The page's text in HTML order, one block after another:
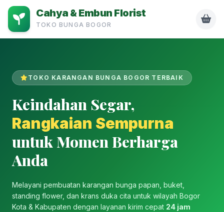
Cahya & Embun Florist
TOKO BUNGA BOGOR
TOKO KARANGAN BUNGA BOGOR TERBAIK
Keindahan Segar,
Rangkaian Sempurna
untuk Momen Berharga
Anda
Melayani pembuatan karangan bunga papan, buket,
standing flower, dan krans duka cita untuk wilayah Bogor
Kota & Kabupaten dengan layanan kirim cepat 24 jam